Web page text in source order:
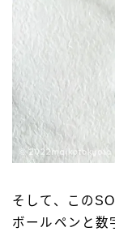
そして、この
ボールペンと数